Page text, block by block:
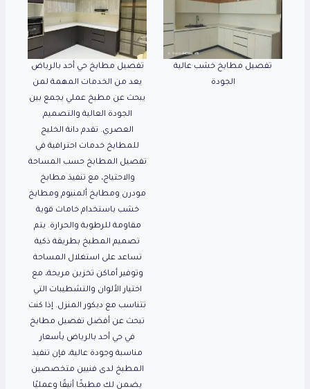
تفصيل مطابخ خشب عالية
الجودة
تفصيل مطابخ حي أحد بالرياض
يعد من الخدمات المهمة لمن
يبحث عن مطبخ عملي يجمع بين
الجودة العالية والتصميم
العصري. تقدم دانة الخليج
للمطابخ خدمات احترافية في
تفصيل المطابخ حسب المساحة
والاحتياج، مع تنفيذ مطابخ
مودرن ومطابخ ألمنيوم ومطابخ
خشب باستخدام خامات قوية
مقاومة للرطوبة والحرارة. يتم
تصميم المطبخ بطريقة ذكية
تساعد على استغلال المساحة
وتوفير أماكن تخزين مريحة، مع
اختيار الألوان والتشطيبات التي
تتناسب مع ديكور المنزل. إذا كنت
تبحث عن أفضل تفصيل مطابخ
في حي أحد بالرياض بأسعار
مناسبة وجودة عالية، فإن تنفيذ
المطبخ لدى فنيين متخصصين
يضمن لك مطبخًا أنيقًا وعمليًا